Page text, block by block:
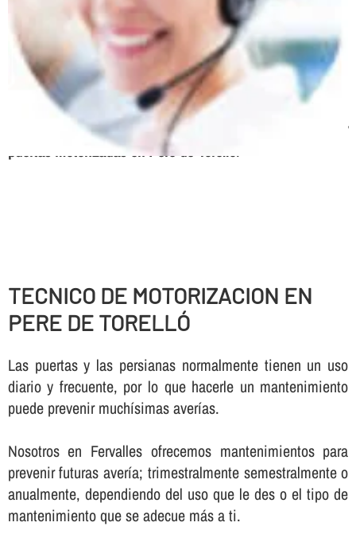
Persianas enrollables, Puertas correderas, Puertas
batientes, Puertas seccionales, Correderas automáticas
de cristal, Sistemas de anti-cizallamiento, Puertas
peatonales, Puertas basculantes, Puertas radio
frecuencia, Urgencias 24 horas, Mantenimiento de
Servicio tecnico, expertos en automatismos y
puertas motorizadas en Pere de Torelló.
TECNICO DE MOTORIZACION EN
PERE DE TORELLÓ
Las puertas y las persianas normalmente tienen un uso
diario y frecuente, por lo que hacerle un mantenimiento
puede prevenir muchí­simas averí­as.
Nosotros en Fervalles ofrecemos mantenimientos para
prevenir futuras averí­a; trimestralmente semestralmente o
anualmente, dependiendo del uso que le des o el tipo de
mantenimiento que se adecue más a ti.